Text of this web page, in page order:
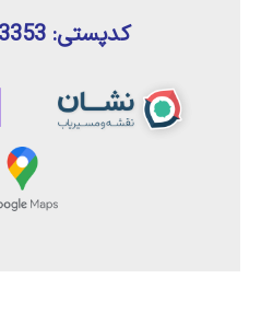
کدپستی: 1314653353